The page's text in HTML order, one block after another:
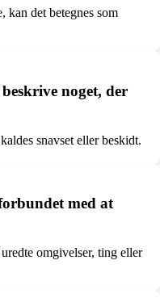
kan det betegnes som
noget, der
snavset eller beskidt.
med at
omgivelser, ting eller